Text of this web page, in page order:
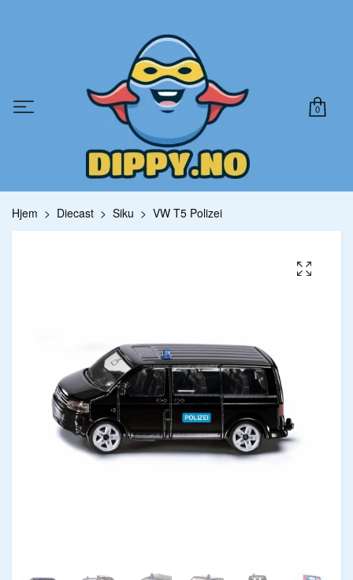
0
Hjem Diecast Siku VW T5 Polizei